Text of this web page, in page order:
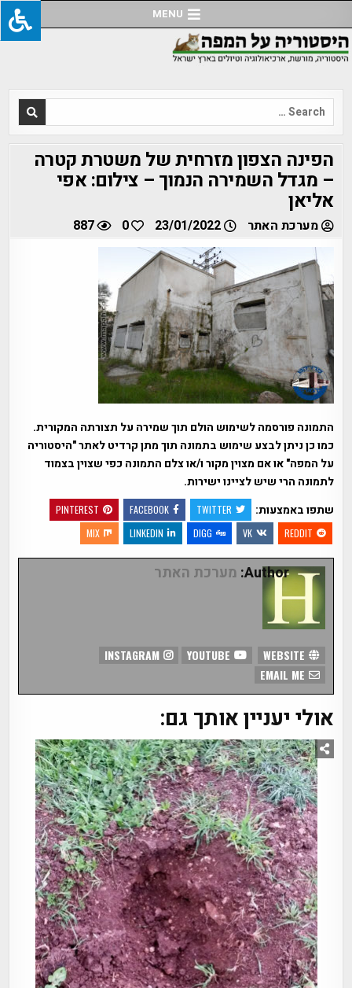
to
content
MENU
Search
for:
הפינה הצפון מזרחית של משטרת קטרה
– מגדל השמירה הנמוך – צילום: אפי
אליאן
מערכת האתר 23/01/2022
0
887
התמונה פורסמה לשימוש הולם תוך שמירה על תצורתה המקורית.
כמו כן ניתן לבצע שימוש בתמונה תוך מתן קרדיט לאתר "היסטוריה
על המפה" או אם מצוין מקור ו/או צלם התמונה כפי שצוין בצמוד
לתמונה הרי שיש לציינו ישירות.
שתפו באמצעות:
TWITTER
FACEBOOK
PINTEREST
REDDIT
VK
DIGG
LINKEDIN
MIX
Author: מערכת האתר
INSTAGRAM
אולי יעניין אותך גם: